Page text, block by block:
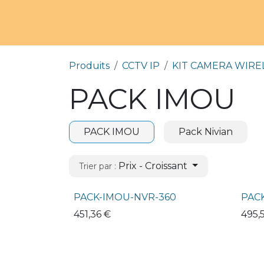
Produits CCTV IP KIT CAMERA
PACK IMOU
PACK IMOU Pack Nivian
Trier par : Prix - Croissant
PACK-IMOU-NVR-360
451,36 €